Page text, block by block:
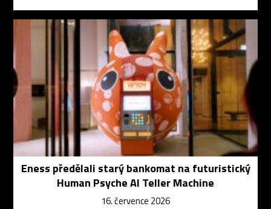
Eness předělali starý bankomat na futuristický
Human Psyche AI Teller Machine
16. července 2026